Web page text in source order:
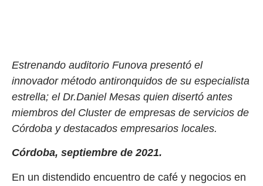
Estrenando auditorio Funova presentó el
innovador método antironquidos de su especialista
estrella; el Dr.Daniel Mesas quien disertó antes
miembros del Cluster de empresas de servicios de
Córdoba y destacados empresarios locales.
Córdoba, septiembre de 2021.
En un distendido encuentro de café y negocios en